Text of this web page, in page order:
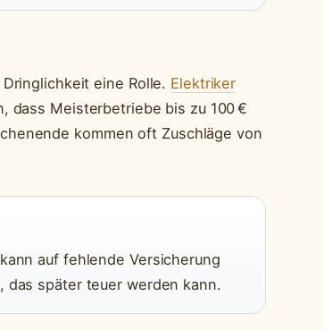
eine Rolle. Elektriker
dass Meisterbetriebe bis zu 100 €
kommen oft Zuschläge von
auf fehlende Versicherung
das später teuer werden kann.